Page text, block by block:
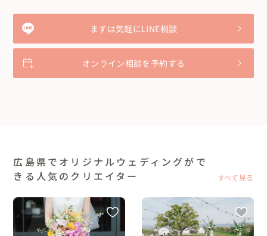
まずは気軽にLINE相談
オンライン相談を予約する
広島県でオリジナルウェディングがで
きる人気のクリエイター
すべて見る